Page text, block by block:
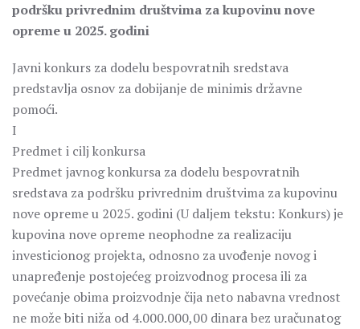
podršku privrednim društvima za kupovinu nove
opreme u 2025. godini
Javni konkurs za dodelu bespovratnih sredstava
predstavlja osnov za dobijanje de minimis državne
pomoći.
I
Predmet i cilj konkursa
Predmet javnog konkursa za dodelu bespovratnih
sredstava za podršku privrednim društvima za kupovinu
nove opreme u 2025. godini (U daljem tekstu: Konkurs) je
kupovina nove opreme neophodne za realizaciju
investicionog projekta, odnosno za uvođenje novog i
unapređenje postojećeg proizvodnog procesa ili za
povećanje obima proizvodnje čija neto nabavna vrednost
ne može biti niža od 4.000.000,00 dinara bez uračunatog